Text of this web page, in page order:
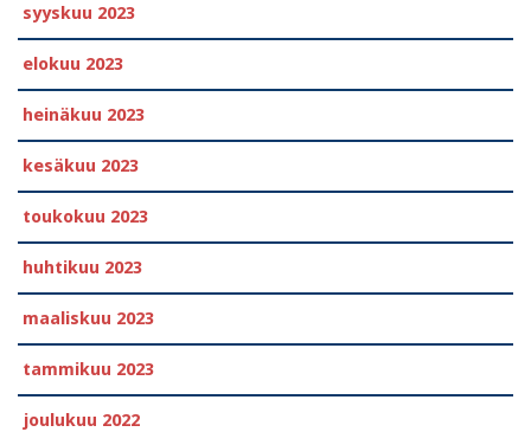
syyskuu 2023
elokuu 2023
heinäkuu 2023
kesäkuu 2023
toukokuu 2023
huhtikuu 2023
maaliskuu 2023
tammikuu 2023
joulukuu 2022